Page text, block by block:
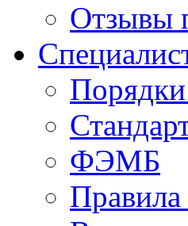
Отзывы
ФЭМБ
Правила